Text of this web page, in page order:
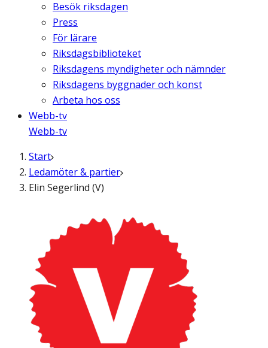
Besök riksdagen
Press
För lärare
Riksdagsbiblioteket
Riksdagens myndigheter och nämnder
Riksdagens byggnader och konst
Arbeta hos oss
Webb-tv
Webb-tv
Start
Ledamöter & partier
Elin Segerlind (V)